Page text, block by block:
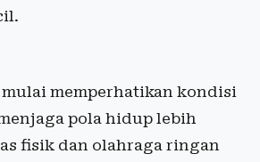
memperhatikan kondisi
pola hidup lebih
fisik dan olahraga ringan